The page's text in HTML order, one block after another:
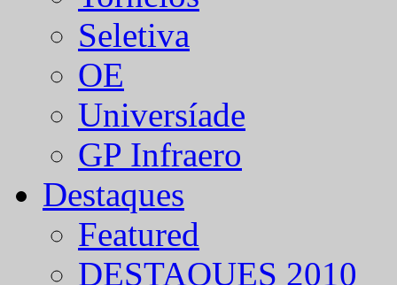
Seletiva
OE
Universíade
GP Infraero
Destaques
Featured
DESTAQUES 2010